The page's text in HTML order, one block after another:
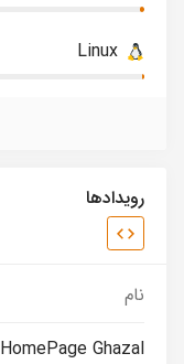
Linux
رویدادها
نام
HomePage Ghazal